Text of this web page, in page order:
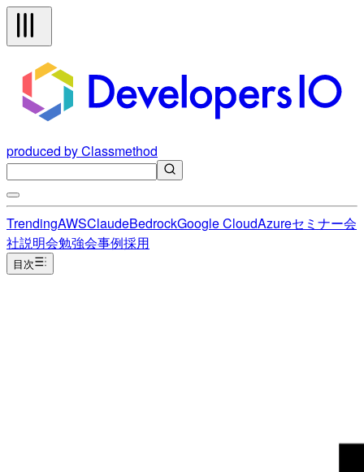
produced by Classmethod
TrendingAWSClaudeBedrockGoogle CloudAzureセミナー会
社説明会勉強会事例採用
目次